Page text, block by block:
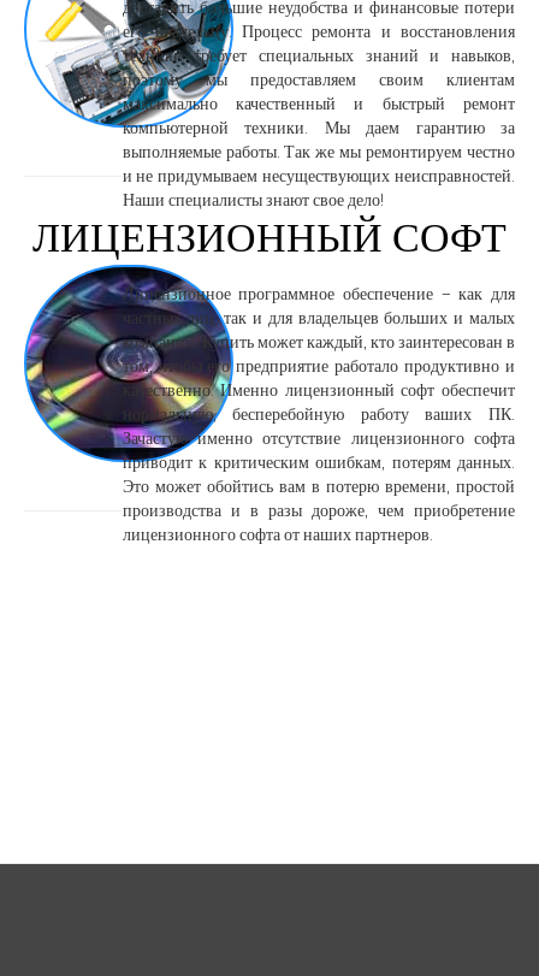
доставить большие неудобства и финансовые потери
его владельцу. Процесс ремонта и восстановления
техники требует специальных знаний и навыков,
поэтому мы предоставляем своим клиентам
максимально качественный и быстрый ремонт
компьютерной техники. Мы даем гарантию за
выполняемые работы. Так же мы ремонтируем честно
и не придумываем несуществующих неисправностей.
Наши специалисты знают свое дело!
ЛИЦЕНЗИОННЫЙ СОФТ
Лицензионное программное обеспечение – как для
частных лиц, так и для владельцев больших и малых
компаний. Купить может каждый, кто заинтересован в
том, чтобы его предприятие работало продуктивно и
качественно. Именно лицензионный софт обеспечит
нормальную, бесперебойную работу ваших ПК.
Зачастую именно отсутствие лицензионного софта
приводит к критическим ошибкам, потерям данных.
Это может обойтись вам в потерю времени, простой
производства и в разы дороже, чем приобретение
лицензионного софта от наших партнеров.